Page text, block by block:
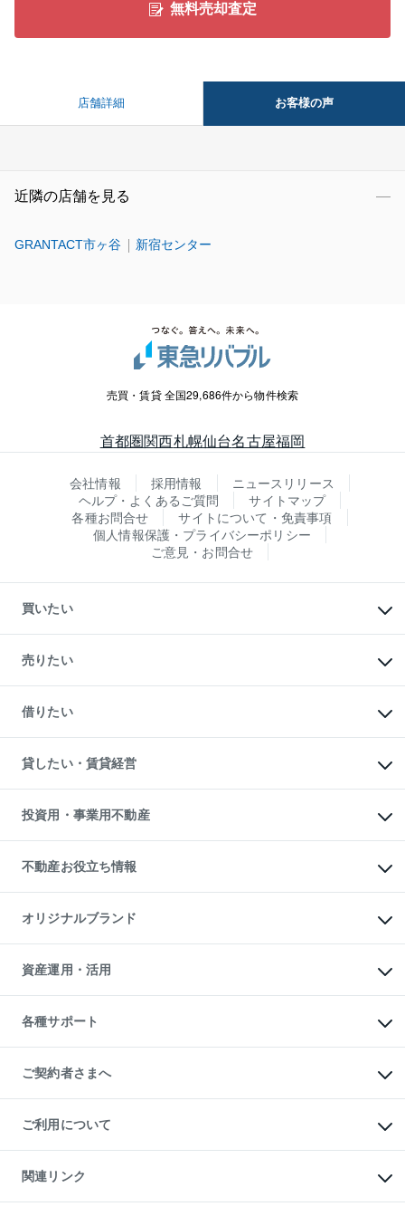
無料売却査定
店舗詳細 お客様の声
近隣の店舗を見る
GRANTACT市ヶ谷 新宿センター
売買・賃貸 全国29,686件から物件検索
首都圏関西札幌仙台名古屋福岡
会社情報 採用情報
ニュースリリース
ヘルプ・よくあるご質問
サイトマップ
各種お問合せ
サイトについて・免責事項
個人情報保護・プライバシーポリシー
ご意見・お問合せ
買いたい
新築・分譲マンションの購入
中古マンションの購入
一戸建ての購入
中古一戸建ての購入
不動産購入の流れ
注目キーワード物件特集
購入ガイド
English 繁体中文簡体中文
売りたい
一戸建ての売却・査定
土地の売却・査定
スピードAI査定
不動産査定について
不動産売却の流れ
不動産買換えの流れ
売却ガイド
借りたい
オフィス・店舗の賃貸
借りるときの流れ
借りるガイド
貸したい・賃貸経営
マンション賃料データ
賃貸管理プラン
リロケーションについて
貸すガイド
投資用・事業用不動産
事業用不動産
マンション投資
投資用マンション
アパート経営
収益物件
ビル購入（ビル一棟）
投資用不動産の売却査定
事業用不動産の売却査定
不動産お役立ち情報
マンションライブラリー
人気マンションランキング
暮らしに役立つ不動産メディア
不動産相場・不動産価格情報
不動産コラム・ニュース
不動産用語集
不動産なんでもネット相談室
住まいの税金
オリジナルブランド
一棟リノベーションマンション
L`GENTE（ルジェンテ）
区分リノベーションマンション
投資用一棟レジデンスWELL
不動産小口投資
LEGACIA（レガシア）
資産運用・活用
不動産M&A
アセットマネジメント・出資
各種サポート
相続サポート
リフォームサポート
ご契約者さまへ
ご紹介・再契約特典
入居者様専用-各種ご案内（賃貸）
東急こすもす会「こすもすWeb」
ご利用について
金融商品取引について
東急リバブル ソーシャルメディアポリシー
ご意見・お問い合わせ（金融商品取引専用の相談・お問い合わせ窓口）
関連リンク